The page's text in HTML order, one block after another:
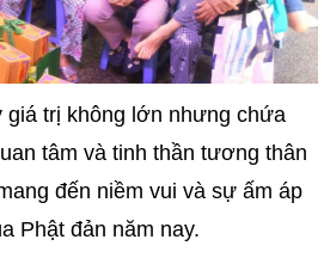
giá trị không lớn nhưng chứa
tâm và tinh thần tương thân
đến niềm vui và sự ấm áp
Phật đản năm nay.